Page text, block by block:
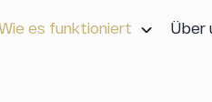
es funktioniert Über